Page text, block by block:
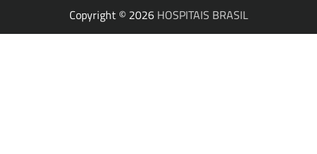
Copyright © 2026 HOSPITAIS BRASIL